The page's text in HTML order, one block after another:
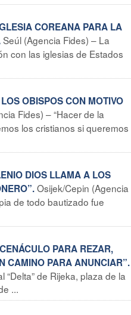
COREANA PARA LA
Seúl (Agencia Fides) – La
con las iglesias de Estados
OBISPOS CON MOTIVO
Fides) – “Hacer de la
los cristianos si queremos
DIOS LLAMA A LOS
Osijek/Cepin (Agencia
de todo bautizado fue
PARA REZAR,
CAMINO PARA ANUNCIAR”.
de Rijeka, plaza de la
...